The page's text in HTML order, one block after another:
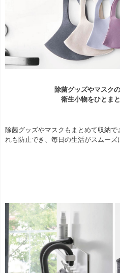
除菌グッズやマスク
衛生小物をひとま
除菌グッズやマスクもまとめて収納
れも防止でき、毎日の生活がスムーズ